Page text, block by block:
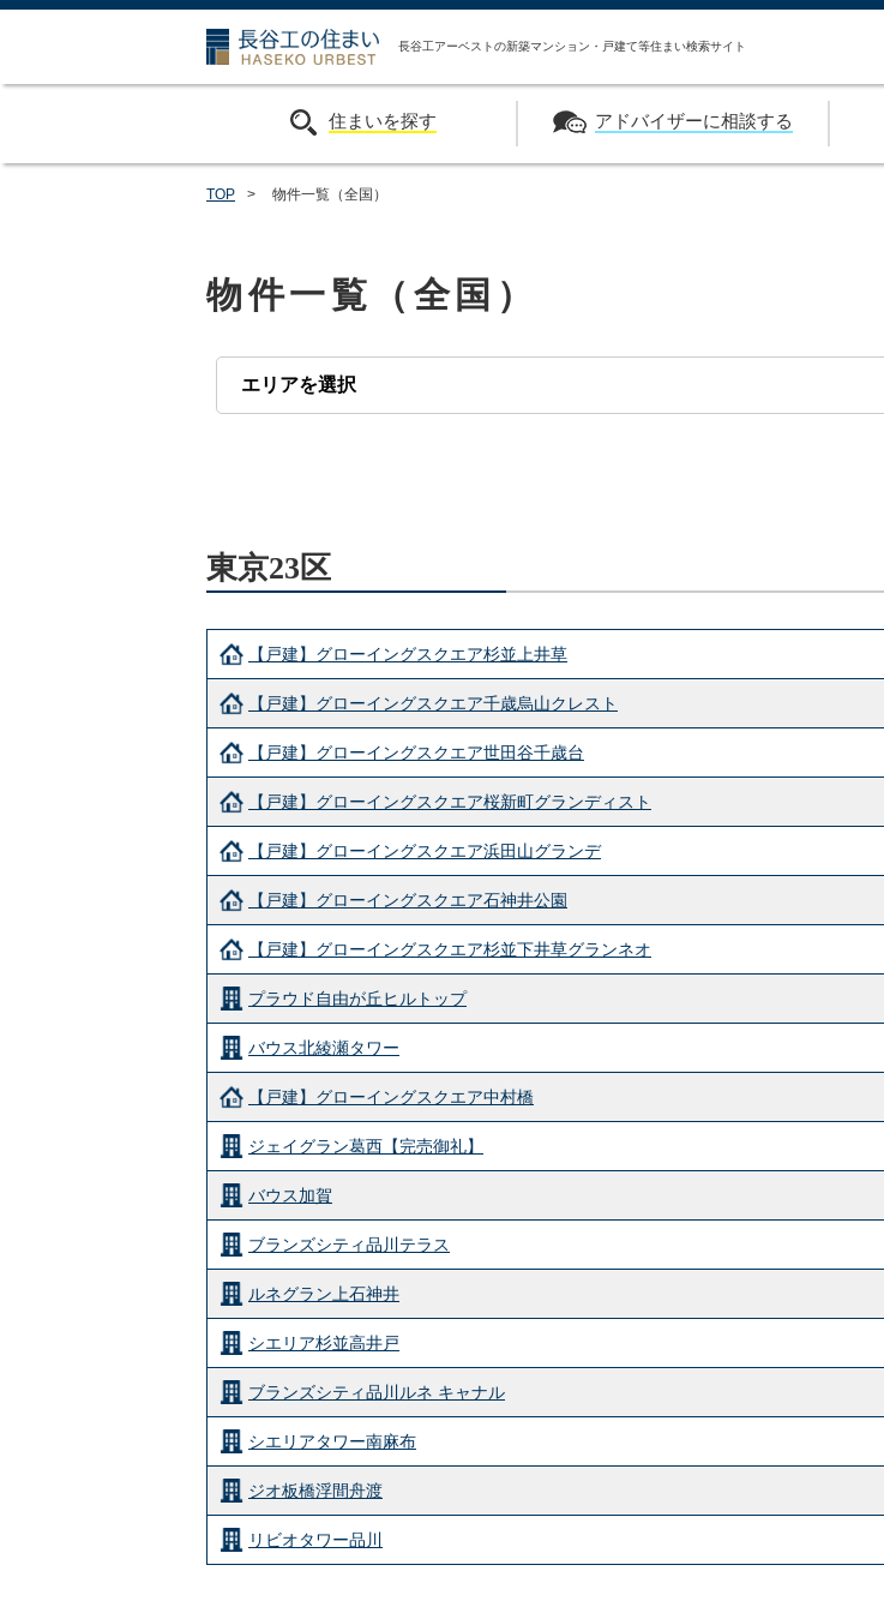
長谷工の住まい HASEKO
長谷工アーベストの新築マンション・戸建て等住まい検索サイト
住まいを探す アドバイザーに相談する
TOP > 物件一覧（全国）
物件一覧（全国）
エリアを選択
東京23区
【戸建】グローイングスクエア杉並上井草
【戸建】グローイングスクエア千歳烏山クレスト
【戸建】グローイングスクエア世田谷千歳台
【戸建】グローイングスクエア桜新町グランディスト
【戸建】グローイングスクエア浜田山グランデ
【戸建】グローイングスクエア石神井公園
【戸建】グローイングスクエア杉並下井草グランネオ
プラウド自由が丘ヒルトップ
バウス北綾瀬タワー
【戸建】グローイングスクエア中村橋
ジェイグラン葛西【完売御礼】
バウス加賀
ブランズシティ品川テラス
ルネグラン上石神井
シエリア杉並高井戸
ブランズシティ品川ルネ キャナル
シエリアタワー南麻布
ジオ板橋浮間舟渡
リビオタワー品川